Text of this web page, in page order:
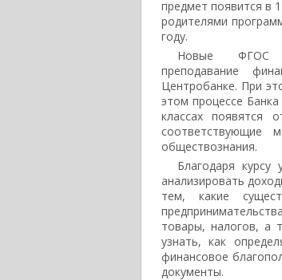
предмет появится в
родителями
году.
Новые ФГОС
преподавание
Центробанке. При
этом процессе
классах появятся
соответствующие
обществознания.
Благодаря
анализировать
тем, какие
товары, налогов, а
узнать, как
финансовое
документы.